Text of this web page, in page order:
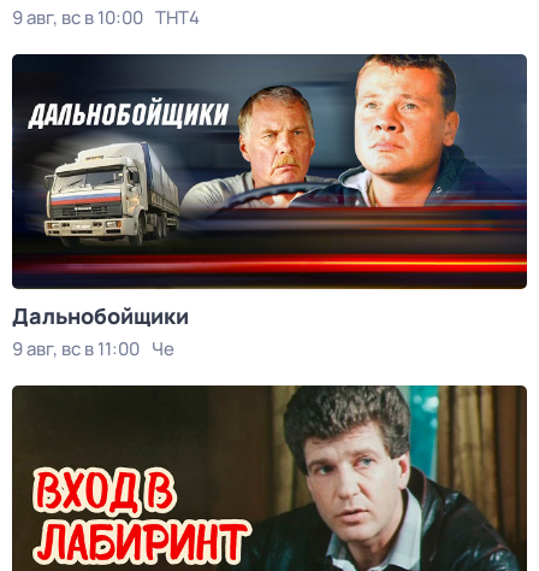
9 авг, вс в 10:00 ТНТ4
Дальнобойщики
9 авг, вс в 11:00 Че